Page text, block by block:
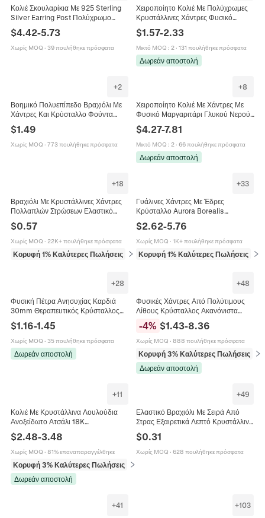
Κολιέ Σκουλαρίκια Με 925 Sterling
Silver Earring Post Πολύχρωμο
Πάρτι Συμπόσιο
$4.42-5.73
Χωρίς MOQ · 39 πουλήθηκε πρόσφατα
Χειροποίητο Κολιέ Με Πολύχρωμες
Κρυστάλλινες Χάντρες Φυσικό
Μενταγιόν Κοχύλι Ανοξείδωτο Ατσάλι
316 Για Γυναίκες
$1.57-2.33
Μικτό MOQ : 2· 131 πουλήθηκε πρόσφατα
Δωρεάν αποστολή
+2
Βοημικό Πολυεπίπεδο Βραχιόλι Με
Χάντρες Και Κρύσταλλο Φούντα
Ελαστικό Χειροποίητο Κόσμημα Για
Γυναίκες
$1.49
Χωρίς MOQ · 773 πουλήθηκε πρόσφατα
+8
Χειροποίητο Κολιέ Με Χάντρες Με
Φυσικό Μαργαριτάρι Γλυκού Νερού
Πολύχρωμη Κρυστάλλινη Πέτρα
Ανοξείδωτο Ατσάλι Μποέμ
Καλοκαιρινό Στυλ Για Γυναίκες
$4.27-7.81
Μικτό MOQ : 2· 66 πουλήθηκε πρόσφατα
Δωρεάν αποστολή
+18
Βραχιόλι Με Κρυστάλλινες Χάντρες
Πολλαπλών Στρώσεων Ελαστικό
Χάλκινο Σωλήνα Γεωμετρικά
Κοσμήματα Γυναίκες
$0.57
Χωρίς MOQ · 22K+ πουλήθηκε πρόσφατα
Κορυφή 1% Καλύτερες Πωλήσεις σε Βραχιόλια
+33
Γυάλινες Χάντρες Με Έδρες
Κρύσταλλο Aurora Borealis
Γυαλισμένες Λαμπερές Χάντρες Για
Κατασκευή Κοσμημάτων Χειροτεχνία
$2.62-5.76
Χωρίς MOQ · 1K+ πουλήθηκε πρόσφατα
Κορυφή 1% Καλύτερες Πωλήσεις σε
+28
Φυσική Πέτρα Ανησυχίας Καρδιά
30mm Θεραπευτικός Κρύσταλλος
Αμέθυστος Ροζ Χαλαζίας Αχάτης
Γυαλισμένη Πέτρα Μασάζ Αντίχειρα
Διαλογισμός Ανακούφιση από το
Στρες Διακόσμηση Σπιτιού
$1.16-1.45
Χωρίς MOQ · 35 πουλήθηκε πρόσφατα
Δωρεάν αποστολή
+48
Φυσικές Χάντρες Από Πολύτιμους
Λίθους Κρύσταλλος Ακανόνιστα
Γυαλισμένα Κομμάτια Με Τρύπες DIY
Κοσμήματα Αξεσουάρ
-4% $1.43-8.36
Χωρίς MOQ · 888 πουλήθηκε πρόσφατα
Κορυφή 3% Καλύτερες Πωλήσεις
σε
Δωρεάν αποστολή
+11
Κολιέ Με Κρυστάλλινα Λουλούδια
Ανοξείδωτο Ατσάλι 18K
Επιχρυσωμένη Αλυσίδα Κομψά
Κοσμήματα Για Γυναίκες
$2.48-3.48
Χωρίς MOQ · 81% επαναπαραγγέλθηκε
Κορυφή 3% Καλύτερες Πωλήσεις
σε Κολιέ
Δωρεάν αποστολή
+49
Ελαστικό Βραχιόλι Με Σειρά Από
Στρας Εξαιρετικά Λεπτό Κρυστάλλινο
Κοσμήματα Γάμου Νυφικό Κομψό
Βραχιόλι Για Γυναίκες
$0.31
Χωρίς MOQ · 628 πουλήθηκε πρόσφατα
+41 +103